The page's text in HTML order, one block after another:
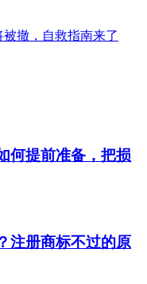
撤，自救指南来了
何提前准备，把损
注册商标不过的原